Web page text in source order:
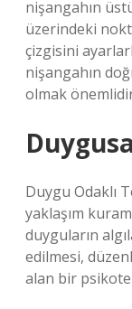
nişangahın
üzerindeki
çizgisini
nişangahın
olmak
Duygu Odaklı
yaklaşım
duyguların
edilmesi,
alan bir